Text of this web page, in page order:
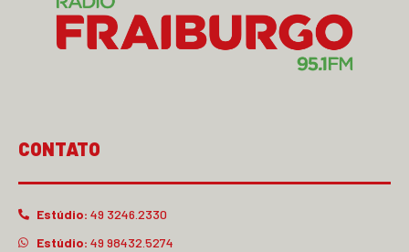
CONTATO
Estúdio: 49 3246.2330
Estúdio: 49 98432.5274